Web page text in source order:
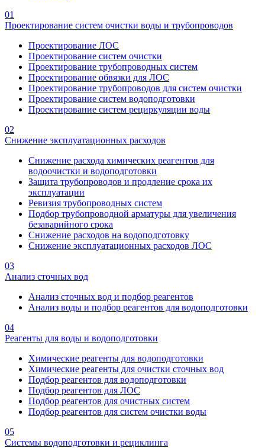
01
Проектирование систем очистки воды и трубопроводов
Проектирование ЛОС
Проектирование систем очистки
Проектирование трубопроводных систем
Проектирование обвязки для ЛОС
Проектирование трубопроводов для систем очистки
Проектирование систем водоподготовки
Проектирование систем рециркуляции воды
02
Снижение эксплуатационных расходов
Снижение расхода химических реагентов для
водоочистки и водоподготовки
Защита трубопроводов и продление срока их
эксплуатации
Ревизия трубопроводных систем
Подбор трубопроводной арматуры для увеличения
безаварийного срока
Снижение расходов на водоподготовку
Снижение эксплуатационных расходов ЛОС
03
Анализ сточных вод
Анализ сточных вод и подбор реагентов
Анализ воды и подбор реагентов для водоподготовки
04
Реагенты для воды и водоподготовки
Химические реагенты для водоподготовки
Химические реагенты для очистки сточных вод
Подбор реагентов для водоподготовки
Подбор реагентов для ЛОС
Подбор реагентов для очистных систем
Подбор реагентов для систем очистки воды
05
Системы водоподготовки и рециклинга